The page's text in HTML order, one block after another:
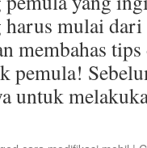
mulai dari
membahas
untuk